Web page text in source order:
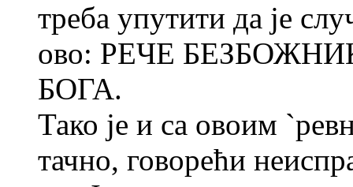
треба упутити да је
ово: РЕЧЕ
БОГА.
Тако је и са овоим
тачно, говорећи